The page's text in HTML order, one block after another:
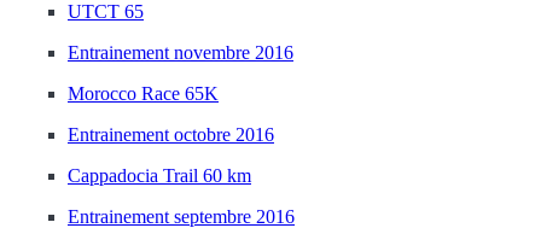
UTCT 65
Entrainement novembre 2016
Morocco Race 65K
Entrainement octobre 2016
Cappadocia Trail 60 km
Entrainement septembre 2016